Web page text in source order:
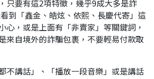
只要有這2項特徵，幾乎9成大多是詐
到「鑫金、皓炫、依熙、長慶代寄」這
心，或是上面有「非賣家」等關鍵詞，
來自境外的詐騙包裹，不要輕易付款取
不講話」、「播放一段音樂」或是講話